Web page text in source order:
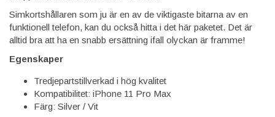
Simkortshållaren som ju är en av de viktigaste bitarna av en
funktionell telefon, kan du också hitta i det här paketet. Det är
alltid bra att ha en snabb ersättning ifall olyckan är framme!
Egenskaper
Tredjepartstillverkad i hög kvalitet
Kompatibilitet: iPhone 11 Pro Max
Färg: Silver / Vit